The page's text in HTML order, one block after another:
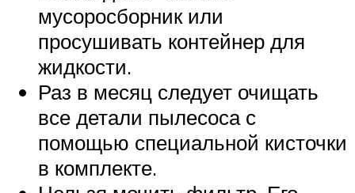
мусоросборник или
просушивать контейнер для
жидкости.
Раз в месяц следует очищать
все детали пылесоса с
помощью специальной кисточки
в комплекте.